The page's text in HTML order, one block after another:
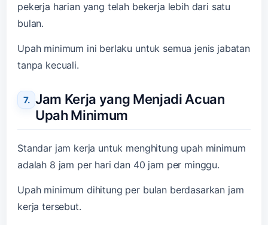
pekerja harian yang telah bekerja lebih dari satu
bulan.
Upah minimum ini berlaku untuk semua jenis jabatan
tanpa kecuali.
Jam Kerja yang Menjadi Acuan
Upah Minimum
Standar jam kerja untuk menghitung upah minimum
adalah 8 jam per hari dan 40 jam per minggu.
Upah minimum dihitung per bulan berdasarkan jam
kerja tersebut.